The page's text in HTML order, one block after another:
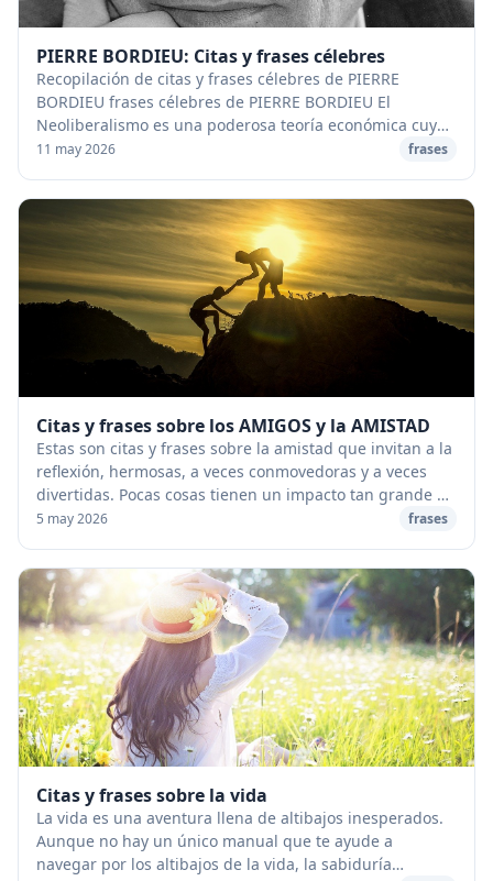
PIERRE BORDIEU: Citas y frases célebres
Recopilación de citas y frases célebres de PIERRE
BORDIEU frases célebres de PIERRE BORDIEU El
Neoliberalismo es una poderosa teoría económica cuya
estricta fuerza simbólica, combinada con el efecto d...
11 may 2026 frases
Citas y frases sobre los AMIGOS y la AMISTAD
Estas son citas y frases sobre la amistad que invitan a la
reflexión, hermosas, a veces conmovedoras y a veces
divertidas. Pocas cosas tienen un impacto tan grande en
la felicidad y el disfrute, la pr...
5 may 2026 frases
Citas y frases sobre la vida
La vida es una aventura llena de altibajos inesperados.
Aunque no hay un único manual que te ayude a
navegar por los altibajos de la vida, la sabiduría